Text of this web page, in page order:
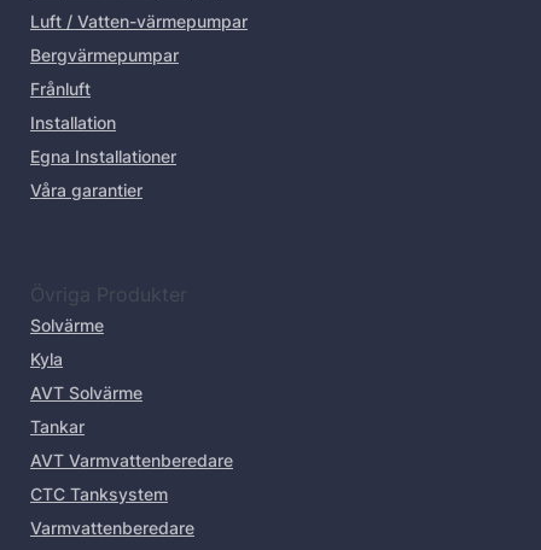
Luft / Vatten-värmepumpar
Bergvärmepumpar
Frånluft
Installation
Egna Installationer
Våra garantier
Övriga Produkter
Solvärme
Kyla
AVT Solvärme
Tankar
AVT Varmvattenberedare
CTC Tanksystem
Varmvattenberedare